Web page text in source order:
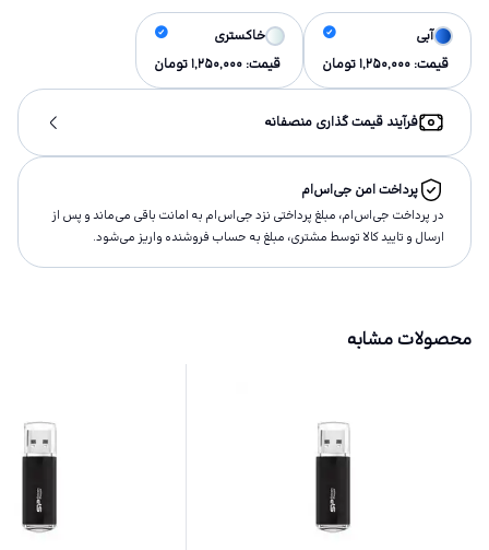
آبی
قیمت: 1,250,000تومان
خاکستری
قیمت: 1,250,000تومان
فرآیند قیمت گذاری منصفانه
پرداخت امن جی‌اس‌ام
در پرداخت جی‌اس‌ام، مبلغ پرداختى نزد جی‌اس‌ام به امانت باقى مى‌ماند و پس از
ارسال و تاييد كالا توسط مشتری، مبلغ به حساب فروشنده واريز مى‌شود.
محصولات مشابه